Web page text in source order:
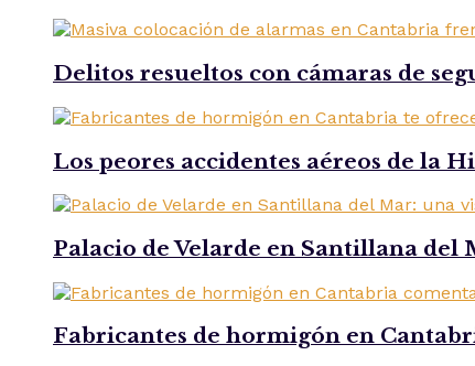
Delitos resueltos con cámaras de
Los peores accidentes aéreos de la
Palacio de Velarde en Santillana del
Fabricantes de hormigón en